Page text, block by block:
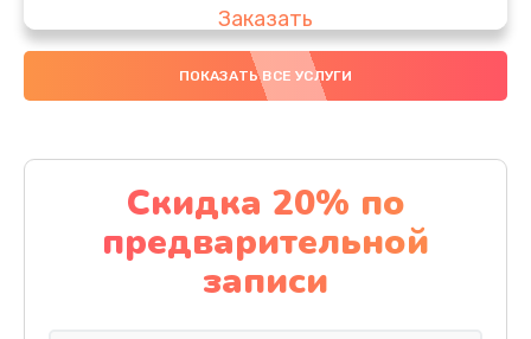
Заказать
Ремонт цепи питания
Заказать
Замена USB порта
990 руб.
Заказать
ПОКАЗАТЬ ВСЕ УСЛУГИ
Скидка 20% по
предварительной
записи